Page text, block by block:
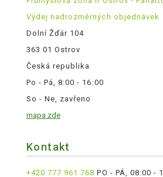
Výdej nadrozměrných objednávek
Dolní Žďár 104
363 01 Ostrov
Česká republika
Po - Pá, 8:00 - 16:00
So - Ne, zavřeno
mapa zde
Kontakt
+420 777 961 768 PO - PÁ, 08:00 -